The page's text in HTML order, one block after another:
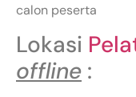
calon peserta
Lokasi
offline :